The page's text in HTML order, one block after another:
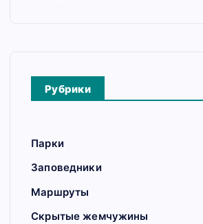
Рубрики
Парки
Заповедники
Маршруты
Скрытые жемчужины